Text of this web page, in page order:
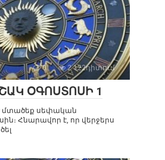
0 2 122դիտում
ՕԳՈՍՏՈՍԻ 1
մտածեք սեփական
Հնարավոր է, որ վերջերս